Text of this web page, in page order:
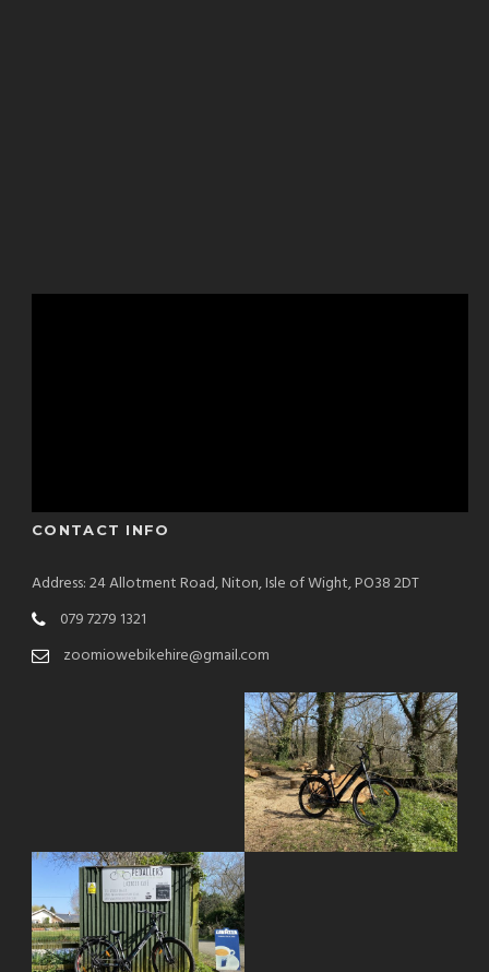
CONTACT INFO
Address: 24 Allotment Road, Niton, Isle of Wight, PO38 2DT
079 7279 1321
zoomiowebikehire@gmail.com